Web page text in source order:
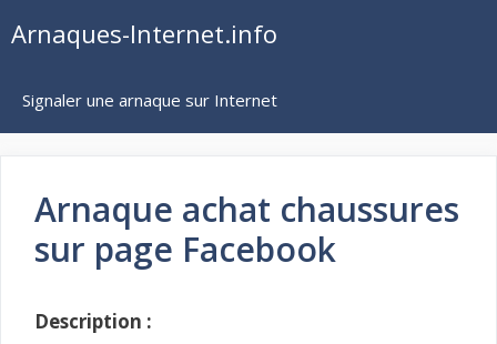
auArnaques-Internet.info
Signaler une arnaque sur Internet
Arnaque achat chaussures
sur page Facebook
Description :